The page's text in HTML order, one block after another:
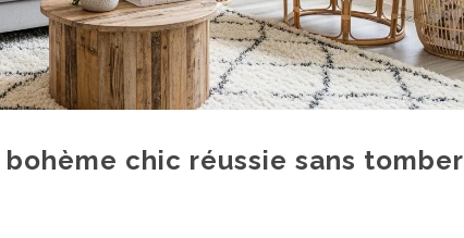
chic réussie sans tomber